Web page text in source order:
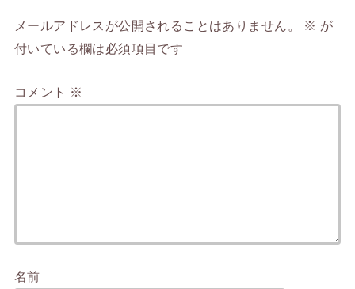
メールアドレスが公開されることはありません。 ※ が
付いている欄は必須項目です
コメント ※
名前